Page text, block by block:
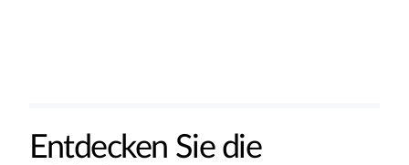
Entdecken Sie die